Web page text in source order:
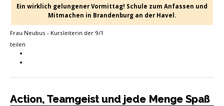
Ein wirklich gelungener Vormittag! Schule zum Anfassen und
Mitmachen in Brandenburg an der Havel.
Frau Neubus - Kursleiterin der 9/1
teilen
Action, Teamgeist und jede Menge Spaß